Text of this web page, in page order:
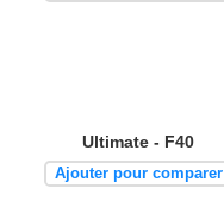
Ultimate - F40
Ajouter pour comparer